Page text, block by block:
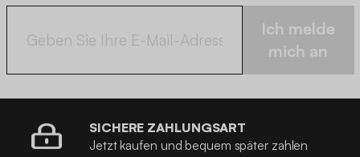
Ich melde
mich an
SICHERE ZAHLUNGSART
Jetzt kaufen und bequem später zahlen